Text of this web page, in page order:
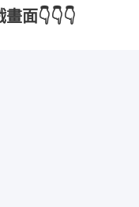
面👇👇👇